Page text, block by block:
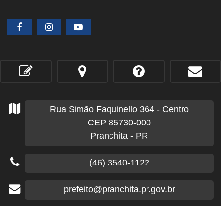
Rua Simão Faquinello 364 - Centro
CEP 85730-000
Pranchita - PR
(46) 3540-1122
prefeito@pranchita.pr.gov.br